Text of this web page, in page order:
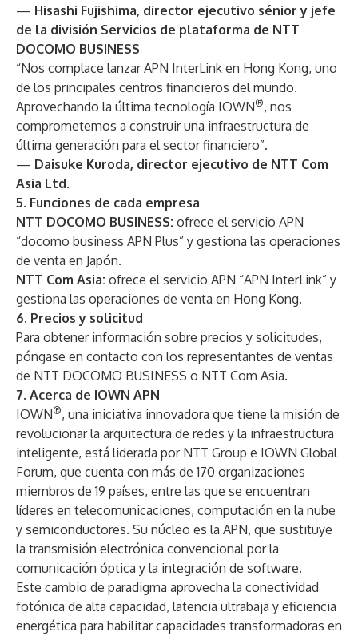
— Hisashi Fujishima, director ejecutivo sénior y jefe
de la división Servicios de plataforma de NTT
DOCOMO BUSINESS
“Nos complace lanzar APN InterLink en Hong Kong, uno
de los principales centros financieros del mundo.
Aprovechando la última tecnología IOWN®, nos
comprometemos a construir una infraestructura de
última generación para el sector financiero”.
— Daisuke Kuroda, director ejecutivo de NTT Com
Asia Ltd.
5. Funciones de cada empresa
NTT DOCOMO BUSINESS: ofrece el servicio APN
“docomo business APN Plus” y gestiona las operaciones
de venta en Japón.
NTT Com Asia: ofrece el servicio APN “APN InterLink” y
gestiona las operaciones de venta en Hong Kong.
6. Precios y solicitud
Para obtener información sobre precios y solicitudes,
póngase en contacto con los representantes de ventas
de NTT DOCOMO BUSINESS o NTT Com Asia.
7. Acerca de IOWN APN
IOWN®, una iniciativa innovadora que tiene la misión de
revolucionar la arquitectura de redes y la infraestructura
inteligente, está liderada por NTT Group e IOWN Global
Forum, que cuenta con más de 170 organizaciones
miembros de 19 países, entre las que se encuentran
líderes en telecomunicaciones, computación en la nube
y semiconductores. Su núcleo es la APN, que sustituye
la transmisión electrónica convencional por la
comunicación óptica y la integración de software.
Este cambio de paradigma aprovecha la conectividad
fotónica de alta capacidad, latencia ultrabaja y eficiencia
energética para habilitar capacidades transformadoras en